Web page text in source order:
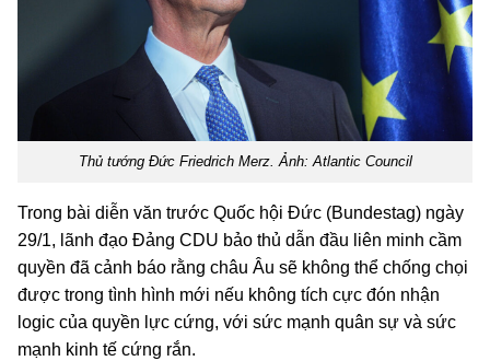
Thủ tướng Đức Friedrich Merz. Ảnh: Atlantic Council
Trong bài diễn văn trước Quốc hội Đức (Bundestag) ngày
29/1, lãnh đạo Đảng CDU bảo thủ dẫn đầu liên minh cầm
quyền đã cảnh báo rằng châu Âu sẽ không thể chống chọi
được trong tình hình mới nếu không tích cực đón nhận
logic của quyền lực cứng, với sức mạnh quân sự và sức
mạnh kinh tế cứng rắn.